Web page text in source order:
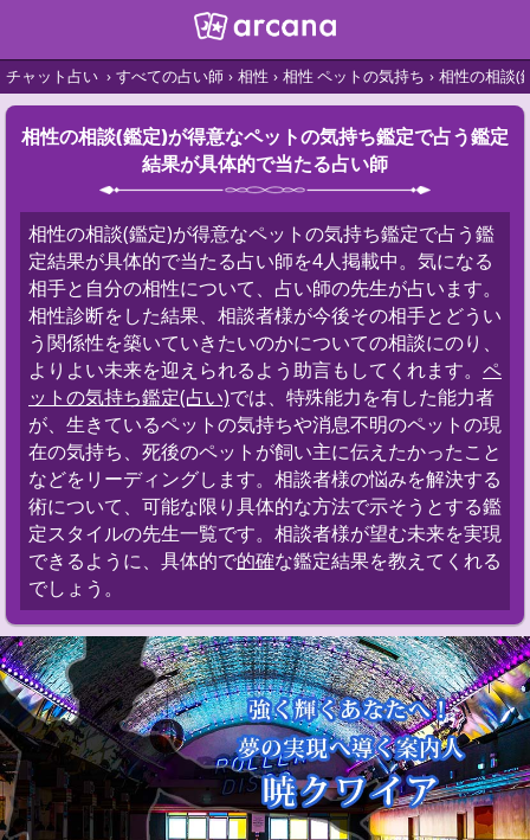
チャット占い すべての占い師 相性 相性 ペットの気持ち 相性の相談(
相性の相談(鑑定)が得意なペットの気持ち鑑定で占う鑑定
結果が具体的で当たる占い師
相性の相談(鑑定)が得意なペットの気持ち鑑定で占う鑑
定結果が具体的で当たる占い師を4人掲載中。気になる
相手と自分の相性について、占い師の先生が占います。
相性診断をした結果、相談者様が今後その相手とどうい
う関係性を築いていきたいのかについての相談にのり、
よりよい未来を迎えられるよう助言もしてくれます。 ペ
ットの気持ち鑑定(占い)では、特殊能力を有した能力者
が、生きているペットの気持ちや消息不明のペットの現
在の気持ち、死後のペットが飼い主に伝えたかったこと
などをリーディングします。相談者様の悩みを解決する
術について、可能な限り具体的な方法で示そうとする鑑
定スタイルの先生一覧です。相談者様が望む未来を実現
できるように、具体的で的確な鑑定結果を教えてくれる
でしょう。